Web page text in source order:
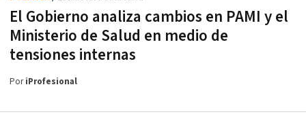
El Gobierno analiza cambios en PAMI y el
Ministerio de Salud en medio de
tensiones internas
PoriProfesional